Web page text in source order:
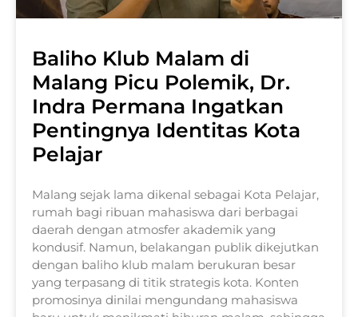
Baliho Klub Malam di
Malang Picu Polemik, Dr.
Indra Permana Ingatkan
Pentingnya Identitas Kota
Pelajar
Malang sejak lama dikenal sebagai Kota Pelajar,
rumah bagi ribuan mahasiswa dari berbagai
daerah dengan atmosfer akademik yang
kondusif. Namun, belakangan publik dikejutkan
dengan baliho klub malam berukuran besar
yang terpasang di titik strategis kota. Konten
promosinya dinilai mengundang mahasiswa